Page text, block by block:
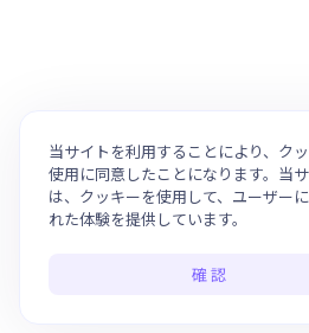
当サイトを利用することにより、ク
使用に同意したことになります。当
は、クッキーを使用して、ユーザー
れた体験を提供しています。
確 認